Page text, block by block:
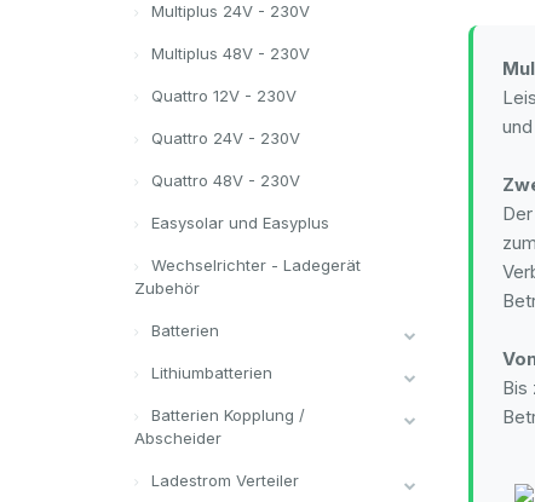
Multiplus 24V - 230V
Multiplus 48V - 230V
Quattro 12V - 230V
Quattro 24V - 230V
Quattro 48V - 230V
Easysolar und Easyplus
Wechselrichter - Ladegerät
Zubehör
Batterien
Lithiumbatterien
Batterien Kopplung /
Abscheider
Ladestrom Verteiler
Bis